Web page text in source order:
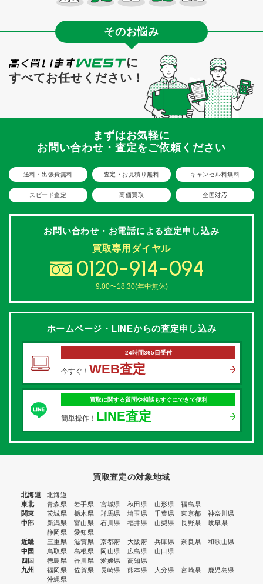
そのお悩み
に
すべてお任せください！
まずはお気軽に
お問い合わせ・査定をご依頼ください
送料・出張費無料 査定・お見積り無料 キャンセル料無料
スピード査定 高価買取 全国対応
お問い合わせ・お電話による査定申し込み
買取専用ダイヤル
0120-914-094
9:00〜18:30(年中無休)
ホームページ・LINEからの査定申し込み
24時間365日受付
今すぐ！ WEB査定
買取に関する質問や相談もすぐにできて便利
簡単操作！ LINE査定
買取査定の対象地域
北海道
北海道
東北
青森県 岩手県 宮城県 秋田県 山形県
福島県
関東
茨城県 栃木県 群馬県 埼玉県 千葉県 東京都
神奈川県
中部
新潟県 富山県 石川県 福井県 山梨県 長野県
岐阜県
静岡県
愛知県
近畿
三重県 滋賀県 京都府 大阪府 兵庫県 奈良県
和歌山県
中国
鳥取県 島根県 岡山県 広島県
山口県
四国
徳島県 香川県 愛媛県
高知県
九州
福岡県 佐賀県 長崎県 熊本県 大分県 宮崎県
鹿児島県
沖縄県